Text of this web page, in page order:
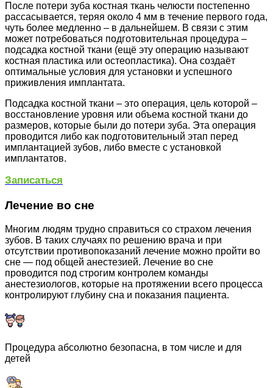
После потери зуба костная ткань челюсти постепенно
рассасывается, теряя около 4 мм в течение первого года,
чуть более медленно – в дальнейшем. В связи с этим
может потребоваться подготовительная процедура –
подсадка костной ткани (ещё эту операцию называют
костная пластика или остеопластика). Она создаёт
оптимальные условия для установки и успешного
приживления имплантата.
Подсадка костной ткани – это операция, цель которой –
восстановление уровня или объема костной ткани до
размеров, которые были до потери зуба. Эта операция
проводится либо как подготовительный этап перед
имплантацией зубов, либо вместе с установкой
имплантатов.
Записаться
Лечение во сне
Многим людям трудно справиться со страхом лечения
зубов. В таких случаях по решению врача и при
отсутствии противопоказаний лечение можно пройти во
сне — под общей анестезией. Лечение во сне
проводится под строгим контролем команды
анестезиологов, которые на протяжении всего процесса
контролируют глубину сна и показания пациента.
Процедура абсолютно безопасна, в том числе и для
детей